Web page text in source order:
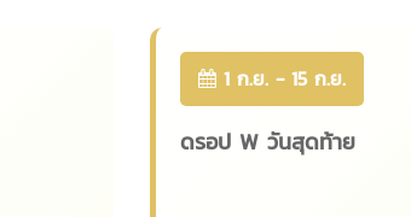
1 ก.ย. - 15 ก.ย.
ดรอป W วันสุดท้าย